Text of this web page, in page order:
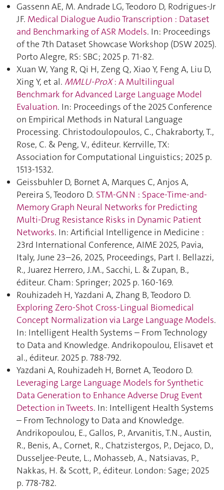
Gassenn AE, M. Andrade LG, Teodoro D, Rodrigues-Jr
JF. Medical Dialogue Audio Transcription : Dataset
and Benchmarking of ASR Models. In: Proceedings
of the 7th Dataset Showcase Workshop (DSW 2025).
Porto Alegre, RS: SBC; 2025 p. 71‑82.
Xuan W, Yang R, Qi H, Zeng Q, Xiao Y, Feng A, Liu D,
Xing Y, et al. MMLU-ProX: A Multilingual
Benchmark for Advanced Large Language Model
Evaluation. In: Proceedings of the 2025 Conference
on Empirical Methods in Natural Language
Processing. Christodoulopoulos, C., Chakraborty, T.,
Rose, C. & Peng, V., éditeur. Kerrville, TX:
Association for Computational Linguistics; 2025 p.
1513‑1532.
Geissbuhler D, Bornet A, Marques C, Anjos A,
Pereira S, Teodoro D. STM-GNN : Space-Time-and-
Memory Graph Neural Networks for Predicting
Multi-Drug Resistance Risks in Dynamic Patient
Networks. In: Artificial Intelligence in Medicine :
23rd International Conference, AIME 2025, Pavia,
Italy, June 23–26, 2025, Proceedings, Part I. Bellazzi,
R., Juarez Herrero, J.M., Sacchi, L. & Zupan, B.,
éditeur. Cham: Springer; 2025 p. 160‑169.
Rouhizadeh H, Yazdani A, Zhang B, Teodoro D.
Exploring Zero-Shot Cross-Lingual Biomedical
Concept Normalization via Large Language Models.
In: Intelligent Health Systems – From Technology
to Data and Knowledge. Andrikopoulou, Elisavet et
al., éditeur. 2025 p. 788‑792.
Yazdani A, Rouhizadeh H, Bornet A, Teodoro D.
Leveraging Large Language Models for Synthetic
Data Generation to Enhance Adverse Drug Event
Detection in Tweets. In: Intelligent Health Systems
– From Technology to Data and Knowledge.
Andrikopoulou, E., Gallos, P., Arvanitis, T.N., Austin,
R., Benis, A., Cornet, R., Chatzistergos, P., Dejaco, D.,
Dusseljee-Peute, L., Mohasseb, A., Natsiavas, P.,
Nakkas, H. & Scott, P., éditeur. London: Sage; 2025
p. 778‑782.